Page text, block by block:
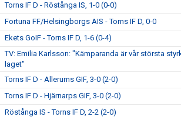
Torns IF D - Röstånga IS, 1-0 (0-0)
Fortuna FF/Helsingborgs AIS - Torns IF D, 0-0
Ekets GoIF - Torns IF D, 1-6 (0-4)
TV: Emilia Karlsson: "Kämparanda är vår största
laget"
Torns IF D - Allerums GIF, 3-0 (2-0)
Torns IF D - Hjärnarps GIF, 3-0 (2-0)
Röstånga IS - Torns IF D, 2-2 (2-0)